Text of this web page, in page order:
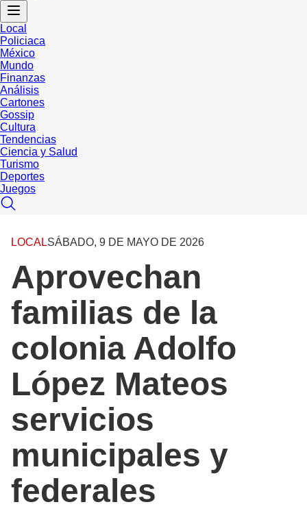
Local
Policiaca
México
Mundo
Finanzas
Análisis
Cartones
Gossip
Cultura
Tendencias
Ciencia y Salud
Turismo
Deportes
Juegos
LOCALSÁBADO, 9 DE MAYO DE 2026
Aprovechan
familias de la
colonia Adolfo
López Mateos
servicios
municipales y
federales